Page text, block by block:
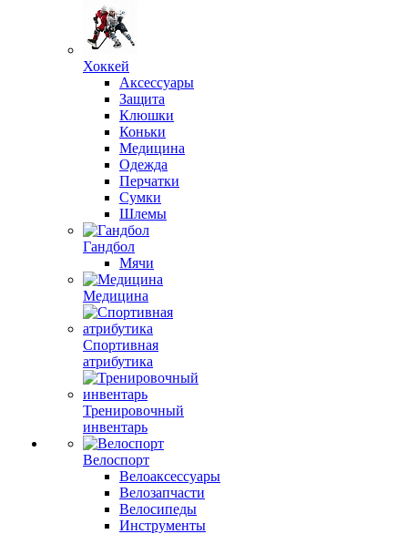
Хоккей
Аксессуары
Защита
Клюшки
Коньки
Медицина
Одежда
Перчатки
Сумки
Шлемы
Гандбол
Мячи
Медицина
Спортивная
атрибутика
Тренировочный
инвентарь
Велоспорт
Велоаксессуары
Велозапчасти
Велосипеды
Инструменты